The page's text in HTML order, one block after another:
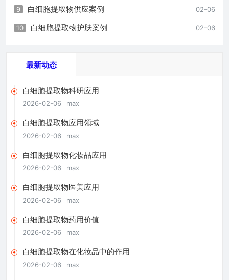
02-06
9 白细胞提取物供应案例
02-06
10 白细胞提取物护肤案例
最新动态
白细胞提取物科研应用
2026-02-06 max
白细胞提取物应用领域
2026-02-06 max
白细胞提取物化妆品应用
2026-02-06 max
白细胞提取物医美应用
2026-02-06 max
白细胞提取物药用价值
2026-02-06 max
白细胞提取物在化妆品中的作用
2026-02-06 max